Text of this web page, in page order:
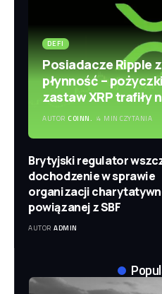
DEFI
Posiadacze Ripple
płynność –
zastaw XRP trafiły
AUTOR COINN. 4 MIN CZYTANIA
Brytyjski regulator
dochodzenie w sprawie
organizacji
powiązanej z SBF
AUTOR ADMIN